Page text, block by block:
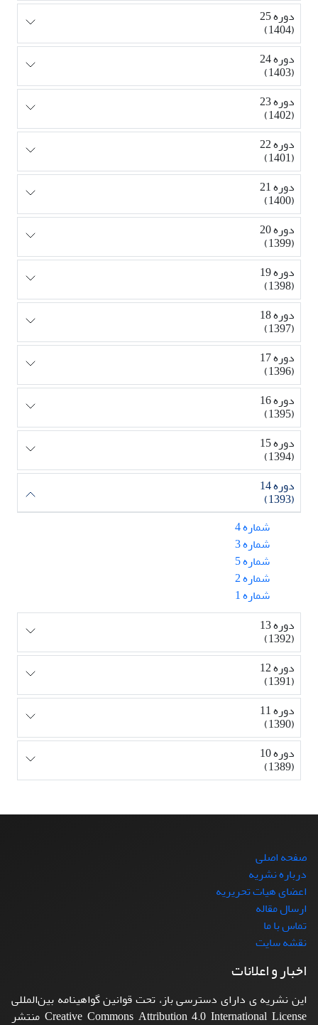
دوره 25
(1404)
دوره 24
(1403)
دوره 23
(1402)
دوره 22
(1401)
دوره 21
(1400)
دوره 20
(1399)
دوره 19
(1398)
دوره 18
(1397)
دوره 17
(1396)
دوره 16
(1395)
دوره 15
(1394)
دوره 14
(1393)
شماره 4
شماره 3
شماره 5
شماره 2
شماره 1
دوره 13
(1392)
دوره 12
(1391)
دوره 11
(1390)
دوره 10
(1389)
صفحه اصلی
درباره نشریه
اعضای هیات تحریریه
ارسال مقاله
تماس با ما
نقشه سایت
اخبار و اعلانات
این نشریه ی دارای دسترسی باز، تحت قوانین گواهینامه بین‌المللی
Creative Commons Attribution 4.0 International License منتشر